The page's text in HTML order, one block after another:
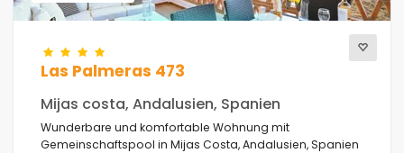
Las Palmeras 473
Mijas costa, Andalusien, Spanien
Wunderbare und komfortable Wohnung mit
Gemeinschaftspool in Mijas Costa, Andalusien, Spanien